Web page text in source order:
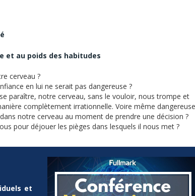
et au poids des habitudes
cerveau ?
en lui ne serait pas dangereuse ?
paraître, notre cerveau, sans le vouloir, nous trompe et
complètement irrationnelle. Voire même
notre cerveau au moment de prendre une décision ?
pour déjouer les pièges dans lesquels il nous met ?
et